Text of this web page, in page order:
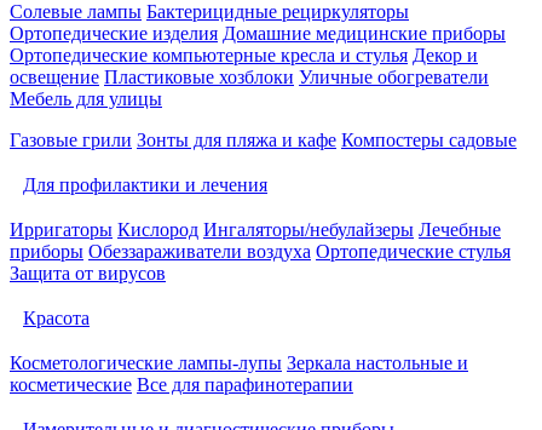
Солевые лампы Бактерицидные рециркуляторы
Ортопедические изделия Домашние медицинские приборы
Ортопедические компьютерные кресла и стулья Декор и
освещение Пластиковые хозблоки Уличные обогреватели
Мебель для улицы
Газовые грили Зонты для пляжа и кафе Компостеры садовые
Для профилактики и лечения
Ирригаторы Кислород Ингаляторы/небулайзеры Лечебные
приборы Обеззараживатели воздуха Ортопедические стулья
Защита от вирусов
Красота
Косметологические лампы-лупы Зеркала настольные и
косметические Все для парафинотерапии